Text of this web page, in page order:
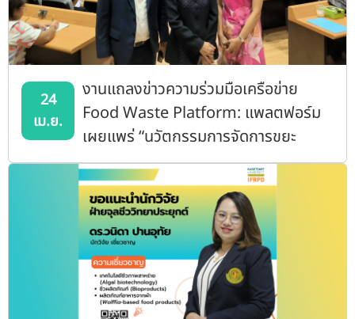
24
เม.ย.
งานแถลงข่าวความร่วมมือเครือข่าย
Food Waste Platform: แพลตฟอร์ม
เผยแพร่ “นวัตกรรมการจัดการขยะ
อาหาร”